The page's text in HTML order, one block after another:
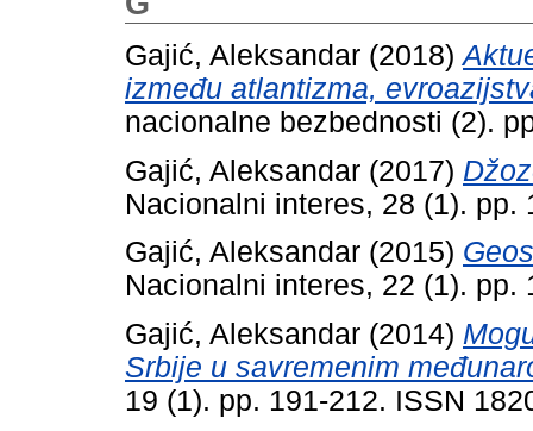
Gajić, Aleksandar (2018)
između atlantizma,
nacionalne bezbednosti (2).
Gajić, Aleksandar (2017)
Nacionalni interes, 28 (1). pp.
Gajić, Aleksandar (2015)
Nacionalni interes, 22 (1). pp.
Gajić, Aleksandar (2014)
Srbije u savremenim
19 (1). pp. 191-212. ISSN